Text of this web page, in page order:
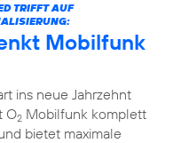
TRIFFT AUF
Mobilfunk
ins neue Jahrzehnt
O2Mobilfunk komplett
bietet maximale